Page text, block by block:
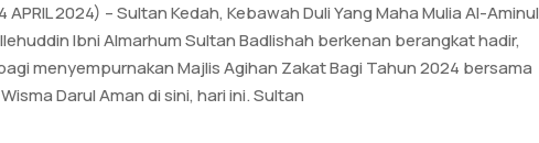
APRIL 2024) – Sultan Kedah, Kebawah Duli Yang Maha Mulia Al-Aminul
Ibni Almarhum Sultan Badlishah berkenan berangkat hadir,
menyempurnakan Majlis Agihan Zakat Bagi Tahun 2024 bersama
Darul Aman di sini, hari ini. Sultan